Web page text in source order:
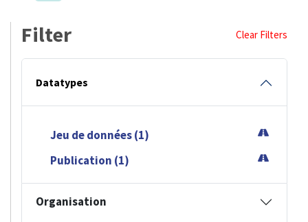
Filter Clear Filters
Datatypes
Jeu de données (1)
Publication (1)
Organisation